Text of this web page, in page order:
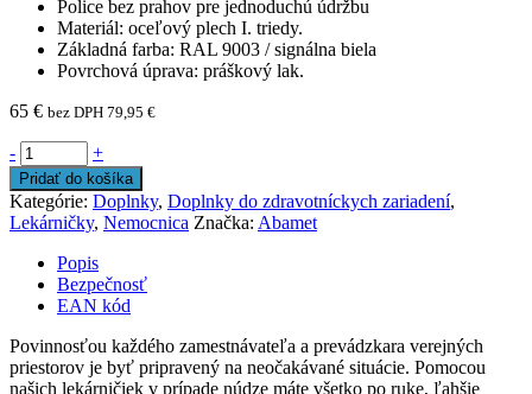
Police bez prahov pre jednoduchú údržbu
Materiál: oceľový plech I. triedy.
Základná farba: RAL 9003 / signálna biela
Povrchová úprava: práškový lak.
65 € bez DPH 79,95 €
- +
Pridať do košíka
Kategórie: Doplnky, Doplnky do zdravotníckych zariadení,
Lekárničky, Nemocnica Značka: Abamet
Popis
Bezpečnosť
EAN kód
Povinnosťou každého zamestnávateľa a prevádzkara verejných
priestorov je byť pripravený na neočakávané situácie. Pomocou
našich lekárničiek v prípade núdze máte všetko po ruke, ľahšie